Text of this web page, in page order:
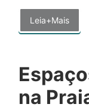
Leia+Mais
na